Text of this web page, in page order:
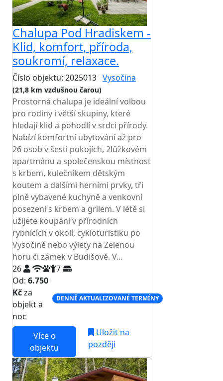
Chalupa Pod Hradiskem -
Klid, komfort, příroda,
soukromí, relaxace.
Číslo objektu: 2025013 Vysočina
(21,8 km vzdušnou čarou)
Prostorná chalupa je ideální volbou
pro rodiny i větší skupiny, které
hledají klid a pohodlí v srdci přírody.
Nabízí komfortní ubytování až pro
26 osob v šesti pokojích, 2lůžkovém
apartmánu a společenskou místnost
s krbem, kulečníkem dětským
koutem a dalšími herními prvky, tři
plně vybavené kuchyně a venkovní
posezení s krbem a grilem. V létě si
užijete koupání v přírodních
rybnících v okolí, cykloturistiku po
Vysočině nebo výlety na Zelenou
horu či zámek v Budišově. V...
26
7
Od: 6.750
Kčza
objekt a
noc
DENNĚ AKTUALIZOVANÉ TERMÍNY
Více o
objektu
Uložit na
později